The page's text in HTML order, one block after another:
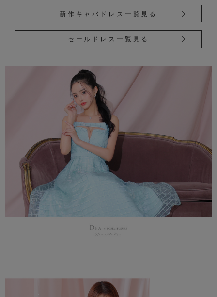
新作キャバドレス一覧見る
セールドレス一覧見る